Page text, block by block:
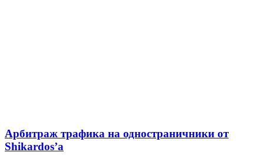
Арбитраж трафика на одностраничники от
Shikardos’а